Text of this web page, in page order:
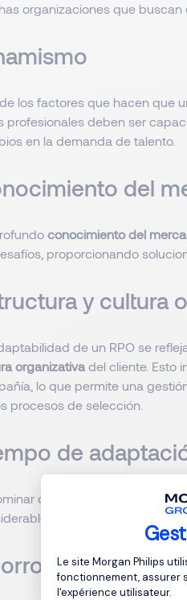
Plateforme
Le site Morgan Philips
fonctionnement, assurer
l'expérience utilisateur.
organizaciones que
los factores que hacen que
profesionales deben ser
en la demanda de talento.
del
conocimiento del
proporcionando
y cultura
de un RPO se
organizativa del cliente. Esto
lo que permite una
procesos de selección.
de
diferentes plataformas
el
tiempo de
de tiempo y